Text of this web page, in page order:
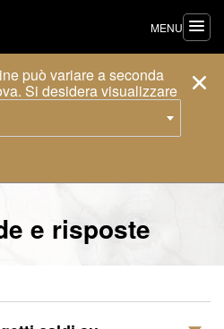
può variare a seconda
Si desidera visualizzare
MENU
e risposte